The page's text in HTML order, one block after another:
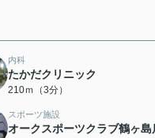
内科
たかだクリニック
210ｍ（3分）
スポーツ施設
オークスポーツクラブ鶴ヶ島